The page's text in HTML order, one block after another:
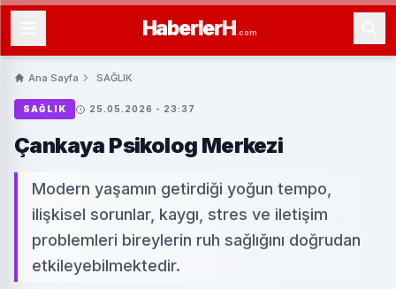
HaberlerH .com
Ana Sayfa SAĞLIK
SAĞLIK 25.05.2026 - 23:37
Çankaya Psikolog Merkezi
Modern yaşamın getirdiği yoğun tempo,
ilişkisel sorunlar, kaygı, stres ve iletişim
problemleri bireylerin ruh sağlığını doğrudan
etkileyebilmektedir.